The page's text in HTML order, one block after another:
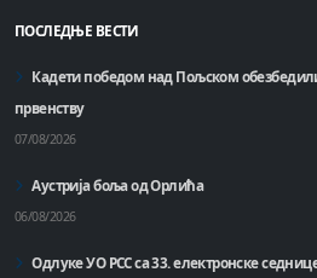
ПОСЛЕДЊЕ ВЕСТИ
Кадети победом над Пољском
првенству
07/08/2026
Аустрија боља од Орлића
06/08/2026
Одлуке УО РСС са 33. електронске